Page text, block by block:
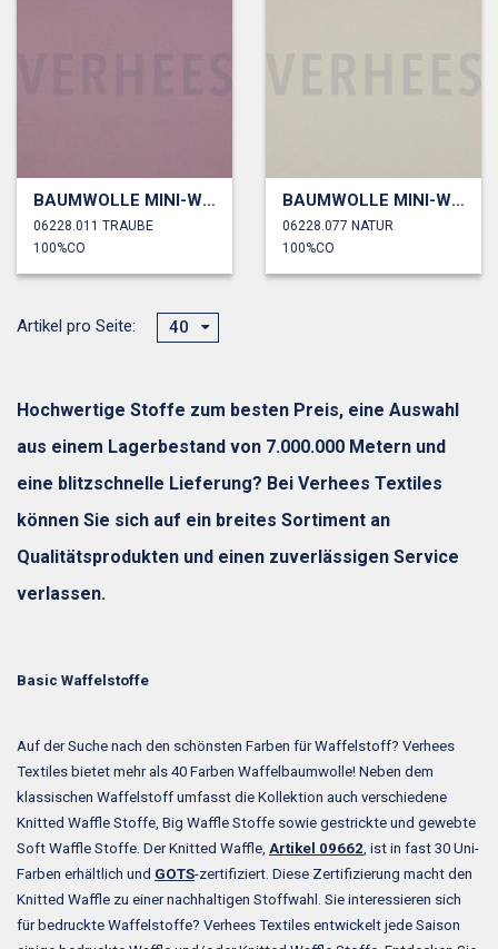
BAUMWOLLE MINI-WAFFELPIQUÉ
06228.011 TRAUBE
100%CO
BAUMWOLLE MINI-WAFFELPIQUÉ
06228.077 NATUR
100%CO
Artikel pro Seite: 40
Hochwertige Stoffe zum besten Preis, eine Auswahl
aus einem Lagerbestand von 7.000.000 Metern und
eine blitzschnelle Lieferung? Bei Verhees Textiles
können Sie sich auf ein breites Sortiment an
Qualitätsprodukten und einen zuverlässigen Service
verlassen.
Basic Waffelstoffe
Auf der Suche nach den schönsten Farben für Waffelstoff? Verhees
Textiles bietet mehr als 40 Farben Waffelbaumwolle! Neben dem
klassischen Waffelstoff umfasst die Kollektion auch verschiedene
Knitted Waffle Stoffe, Big Waffle Stoffe sowie gestrickte und gewebte
Soft Waffle Stoffe. Der Knitted Waffle, Artikel 09662, ist in fast 30 Uni-
Farben erhältlich und GOTS-zertifiziert. Diese Zertifizierung macht den
Knitted Waffle zu einer nachhaltigen Stoffwahl. Sie interessieren sich
für bedruckte Waffelstoffe? Verhees Textiles entwickelt jede Saison